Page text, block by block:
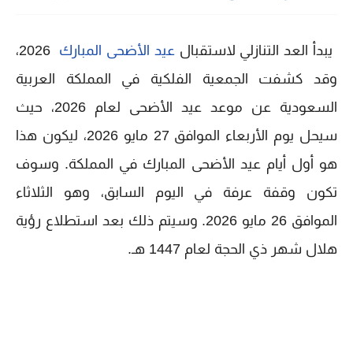
يبدأ العد التنازلي لاستقبالعيد الأضحى المبارك
2026،
وقد كشفت الجمعية الفلكية في المملكة العربية
السعودية عن موعد عيد الأضحى لعام 2026، حيث
سيحل يوم الأربعاء الموافق 27 مايو 2026، ليكون هذا
هو أول أيام عيد الأضحى المبارك في المملكة. وسوف
تكون وقفة عرفة في اليوم السابق، وهو الثلاثاء
الموافق 26 مايو 2026. وسيتم ذلك بعد استطلاع رؤية
هلال شهر ذي الحجة لعام 1447 هـ.